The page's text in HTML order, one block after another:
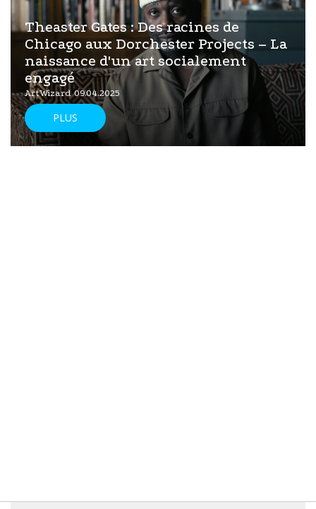
Theaster Gates : Des racines de
Chicago aux Dorchester Projects – La
naissance d'un art socialement
engagé
ArtWizard 09.04.2025
PLUS